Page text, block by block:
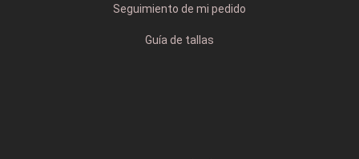
Seguimiento de mi pedido
Guía de tallas